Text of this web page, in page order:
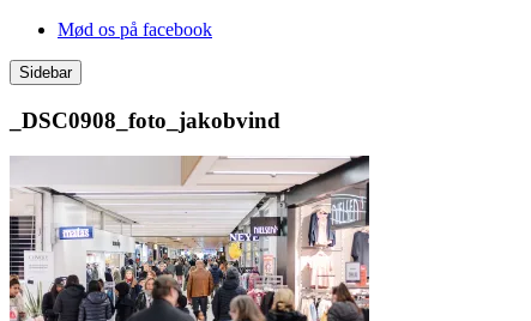
Videre
indhold
Mød os på facebook
Sidebar
_DSC0908_foto_jakobvind